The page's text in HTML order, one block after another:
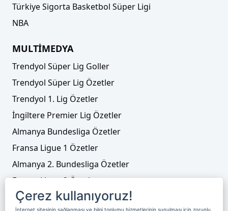
Türkiye Sigorta Basketbol Süper Ligi
NBA
MULTİMEDYA
Trendyol Süper Lig Goller
Trendyol Süper Lig Özetler
Trendyol 1. Lig Özetler
İngiltere Premier Lig Özetler
Almanya Bundesliga Özetler
Fransa Ligue 1 Özetler
Almanya 2. Bundesliga Özetler
Fransa Ligue 2 Özetler
Tenis
Çerez kullanıyoruz!
İnternet sitesinin sağlanması ve bilgi toplumu hizmetlerinin sunulması için zorunlu